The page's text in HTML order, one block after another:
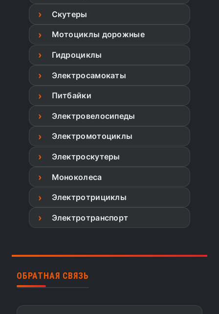
Скутеры
Мотоциклы дорожные
Гидроциклы
Электросамокаты
Питбайки
Электровелосипеды
Электромотоциклы
Электроскутеры
Моноколеса
Электротрициклы
Электротранспорт
ОБРАТНАЯ СВЯЗЬ